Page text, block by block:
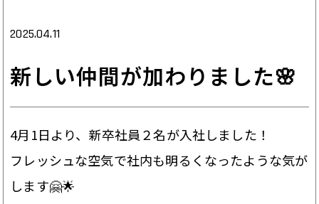
2025.04.11
新しい仲間が加わりました🌸
4月1日より、新卒社員２名が入社しました！
フレッシュな空気で社内も明るくなったような気が
します🤗🌟